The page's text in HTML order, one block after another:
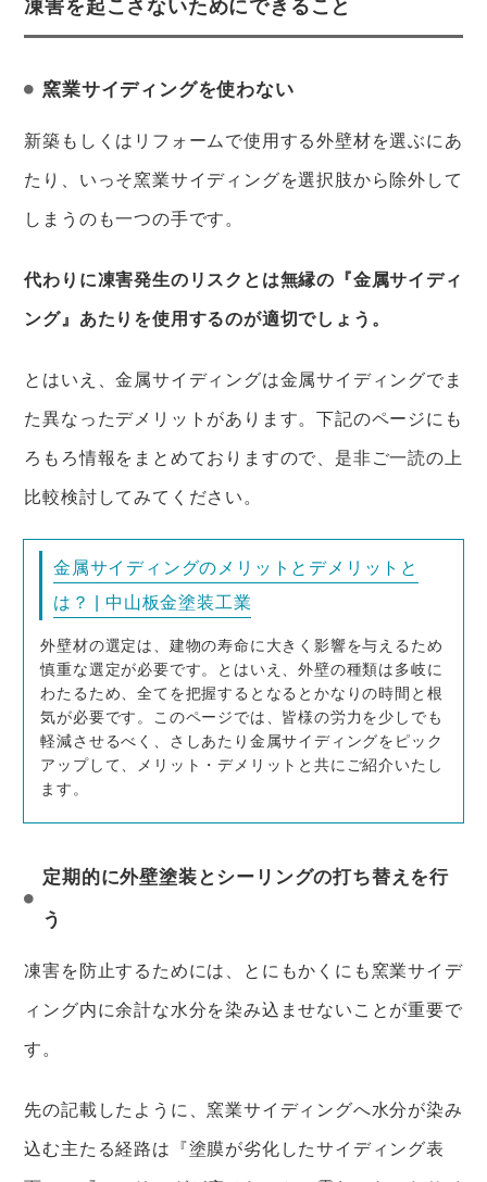
凍害を起こさないためにできること
窯業サイディングを使わない
新築もしくはリフォームで使用する外壁材を選ぶにあ
たり、いっそ窯業サイディングを選択肢から除外して
しまうのも一つの手です。
代わりに凍害発生のリスクとは無縁の『金属サイディ
ング』あたりを使用するのが適切でしょう。
とはいえ、金属サイディングは金属サイディングでま
た異なったデメリットがあります。下記のページにも
ろもろ情報をまとめておりますので、是非ご一読の上
比較検討してみてください。
金属サイディングのメリットとデメリットと
は？ | 中山板金塗装工業
外壁材の選定は、建物の寿命に大きく影響を与えるため
慎重な選定が必要です。とはいえ、外壁の種類は多岐に
わたるため、全てを把握するとなるとかなりの時間と根
気が必要です。このページでは、皆様の労力を少しでも
軽減させるべく、さしあたり金属サイディングをピック
アップして、メリット・デメリットと共にご紹介いたし
ます。
定期的に外壁塗装とシーリングの打ち替えを行
う
凍害を防止するためには、とにもかくにも窯業サイデ
ィング内に余計な水分を染み込ませないことが重要で
す。
先の記載したように、窯業サイディングへ水分が染み
込む主たる経路は『塗膜が劣化したサイディング表